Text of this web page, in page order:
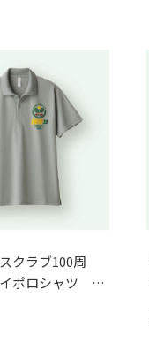
クラブ100周
ロシャツ グ